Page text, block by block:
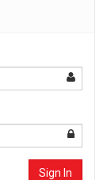
Sign In